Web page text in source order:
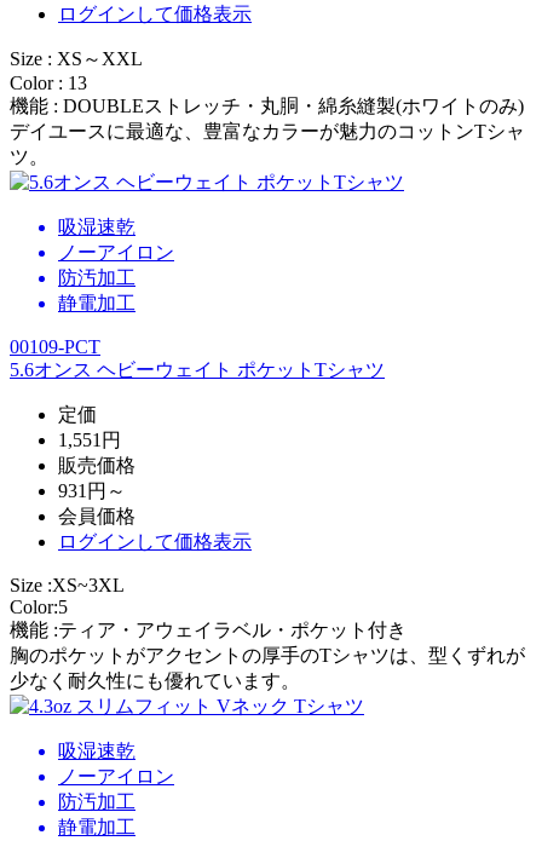
ログイン して価格表示
Size : XS～XXL
Color : 13
機能 : DOUBLEストレッチ・丸胴・綿糸縫製(ホワイトのみ)
デイユースに最適な、豊富なカラーが魅力のコットンTシャ
ツ。
吸湿速乾
ノーアイロン
防汚加工
静電加工
00109-PCT
5.6オンス ヘビーウェイト ポケットTシャツ
定価
1,551円
販売価格
931円～
会員価格
ログイン して価格表示
Size :XS~3XL
Color:5
機能 :ティア・アウェイラベル・ポケット付き
胸のポケットがアクセントの厚手のTシャツは、型くずれが
少なく耐久性にも優れています。
吸湿速乾
ノーアイロン
防汚加工
静電加工